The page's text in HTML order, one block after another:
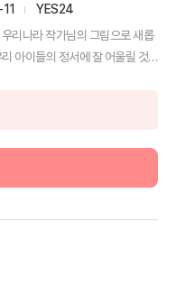
YES24
리나라 작가님의 그림으로 새롭
아이들의 정서에 잘 어울릴 것